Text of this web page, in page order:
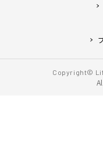
Copyright©